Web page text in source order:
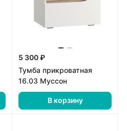
5 300 ₽
Тумба прикроватная
16.03 Муссон
В корзину